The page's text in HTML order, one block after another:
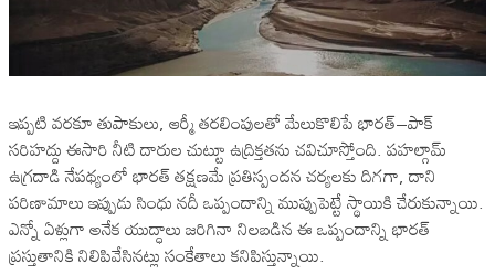
ఇప్పటి వరకూ తుపాకులు, ఆర్మీ తరలింపులతో మేలుకొలిపే భారత్–పాక్
సరిహద్దు ఈసారి నీటి దారుల చుట్టూ ఉద్రిక్తతను చవిచూస్తోంది. పహల్గామ్
ఉగ్రదాడి నేపథ్యంలో భారత్ తక్షణమే ప్రతిస్పందన చర్యలకు దిగగా, దాని
పరిణామాలు ఇప్పుడు సింధు నదీ ఒప్పందాన్ని ముప్పుపెట్టే స్థాయికి చేరుకున్నాయి.
ఎన్నో ఏళ్లుగా అనేక యుద్ధాలు జరిగినా నిలబడిన ఈ ఒప్పందాన్ని భారత్
ప్రస్తుతానికి నిలిపివేసినట్లు సంకేతాలు కనిపిస్తున్నాయి.